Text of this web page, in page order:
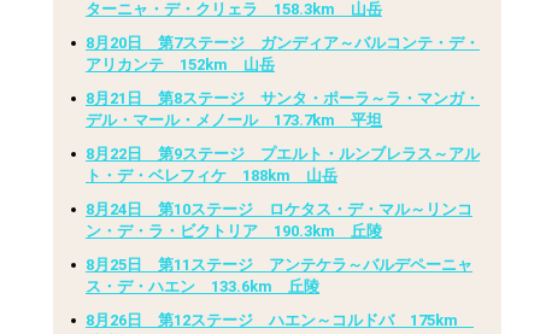
ターニャ・デ・クリェラ 158.3km 山岳
8月20日 第7ステージ ガンディア～バルコンテ・デ・
アリカンテ 152km 山岳
8月21日 第8ステージ サンタ・ポーラ～ラ・マンガ・
デル・マール・メノール 173.7km 平坦
8月22日 第9ステージ プエルト・ルンブレラス～アル
ト・デ・ベレフィケ 188km 山岳
8月24日 第10ステージ ロケタス・デ・マル～リンコ
ン・デ・ラ・ビクトリア 190.3km 丘陵
8月25日 第11ステージ アンテケラ～バルデペーニャ
ス・デ・ハエン 133.6km 丘陵
8月26日 第12ステージ ハエン～コルドバ 175km